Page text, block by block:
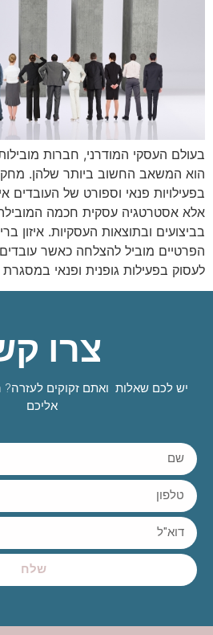
בעולם העסקי המודרני, חברות
הוא המשאב החשוב ביותר שלהן.
בפעילויות פנאי וספורט של
אלא אסטרטגיה עסקית חכמה
בביצועים ובתוצאות העסקיות. איזון
הפרטיים מוביל להצלחה כאשר
לעסוק בפעילות גופנית ופנאי
צרו
יש לכם שאלות ואתם זקוקים לעזרה?
אליכם
שלח